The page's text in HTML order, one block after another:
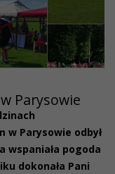
Parysowie
w Parysowie odbył
wspaniała pogoda
dokonała Pani